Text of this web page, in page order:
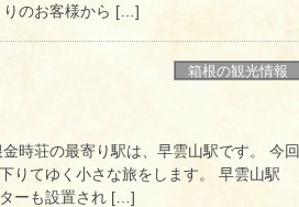
りのお客様から […]
箱根の観光情報
時荘の最寄り駅は、早雲山駅です。 今回
りてゆく小さな旅をします。 早雲山駅
ーも設置され […]